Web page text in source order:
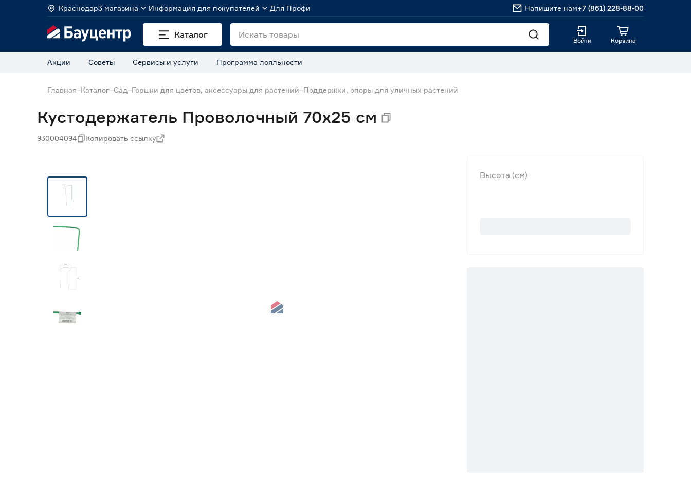
Краснодар3 магазина Информация для покупателей Для Профи Напишите нам+7 (861) 228-88-00
Каталог
Войти Корзина
Акции Советы Сервисы и услуги Программа лояльности
Главная Каталог Сад Горшки для цветов, аксессуары для растений Поддержки, опоры для уличных растений
Кустодержатель Проволочный 70x25 см
930004094 Копировать ссылку
Высота (см)